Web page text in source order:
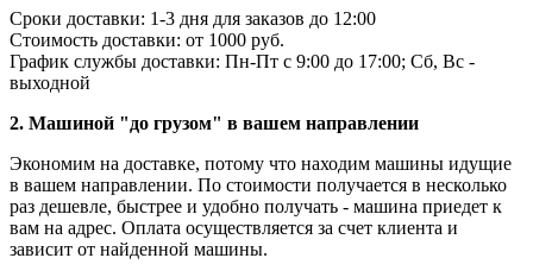
Сроки доставки: 1-3 дня для заказов до 12:00
Стоимость доставки: от 1000 руб.
График службы доставки: Пн-Пт с 9:00 до 17:00; Сб, Вс -
выходной
2. Машиной "до грузом" в вашем направлении
Экономим на доставке, потому что находим машины идущие
в вашем направлении. По стоимости получается в несколько
раз дешевле, быстрее и удобно получать - машина приедет к
вам на адрес. Оплата осуществляется за счет клиента и
зависит от найденной машины.